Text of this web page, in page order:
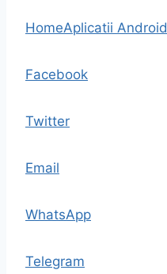
HomeAplicatii Android
Facebook
Twitter
Email
WhatsApp
Telegram